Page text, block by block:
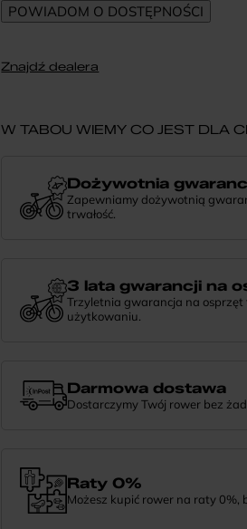
Znajdź dealera
W TABOU WIEMY CO JEST DLA
Dożywotnia
Zapewniamy dożywotnią
trwałość.
3 lata gwarancji na
Trzyletnia gwarancja na
użytkowaniu.
Darmowa dostawa
Dostarczymy Twój rower bez
Raty 0%
Możesz kupić rower na raty 0%,